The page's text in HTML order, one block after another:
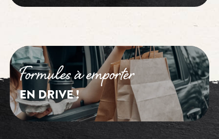
Formules à emporter
EN DRIVE !